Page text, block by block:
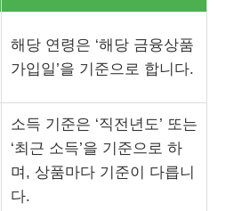
해당 연령은 ‘해당 금융상품
가입일’을 기준으로 합니다.
소득 기준은 ‘직전년도’ 또는
‘최근 소득’을 기준으로 하
며, 상품마다 기준이 다릅니
다.